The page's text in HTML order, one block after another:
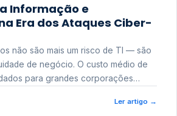
Informação e
Era dos Ataques Ciber-
não são mais um risco de TI — são
O custo médio de
para grandes corporações
regulatório junto a órgãos como a
Ler artigo →